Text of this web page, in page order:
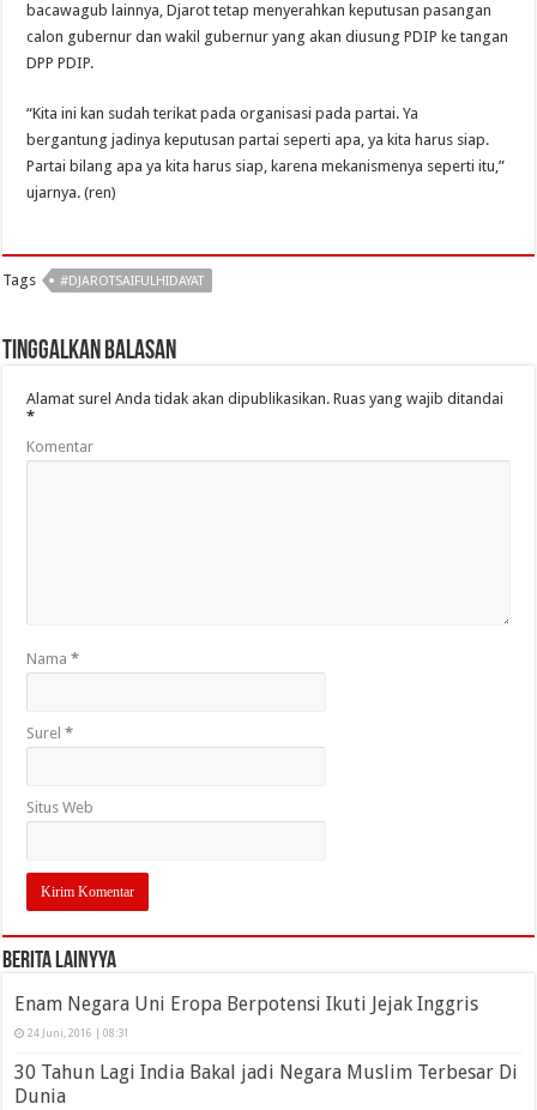
bacawagub lainnya, Djarot tetap menyerahkan keputusan pasangan
calon gubernur dan wakil gubernur yang akan diusung PDIP ke tangan
DPP PDIP.
“Kita ini kan sudah terikat pada organisasi pada partai. Ya
bergantung jadinya keputusan partai seperti apa, ya kita harus siap.
Partai bilang apa ya kita harus siap, karena mekanismenya seperti itu,”
ujarnya. (ren)
Tags #DJAROTSAIFULHIDAYAT
Tinggalkan Balasan
Alamat surel Anda tidak akan dipublikasikan. Ruas yang wajib ditandai
*
Komentar
Nama*
Surel*
Situs Web
Berita Lainyya
Enam Negara Uni Eropa Berpotensi Ikuti Jejak Inggris
24 Juni, 2016 | 08:31
30 Tahun Lagi India Bakal jadi Negara Muslim Terbesar Di
Dunia